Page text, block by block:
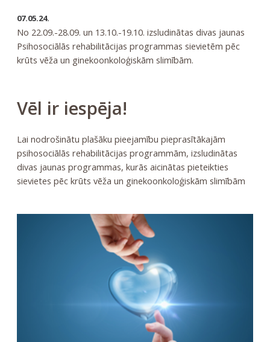
07.05.24.
No 22.09.-28.09. un 13.10.-19.10. izsludinātas divas jaunas
Psihosociālās rehabilitācijas programmas sievietēm pēc
krūts vēža un ginekoonkoloģiskām slimībām.
Vēl ir iespēja!
Lai nodrošinātu plašāku pieejamību pieprasītākajām
psihosociālās rehabilitācijas programmām, izsludinātas
divas jaunas programmas, kurās aicinātas pieteikties
sievietes pēc krūts vēža un ginekoonkoloģiskām slimībām